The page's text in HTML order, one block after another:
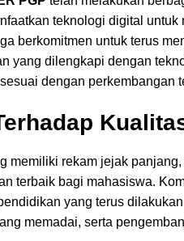
teknologi digital
berkomitmen untuk terus
yang dilengkapi dengan
dengan perkembangan
memiliki rekam jejak panjang,
terbaik bagi mahasiswa.
yang terus
memadai, serta